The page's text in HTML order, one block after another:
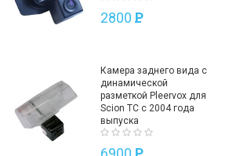
2800 P
Камера заднего вида с
динамической
разметкой Pleervox для
Scion TC с 2004 года
выпуска